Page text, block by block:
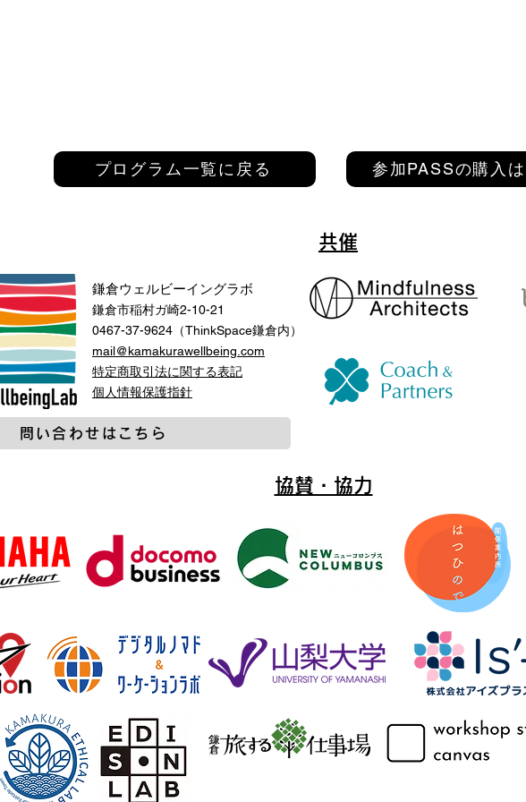
プログラム一覧に戻る 参加PASSの購入
共催
鎌倉ウェルビーイングラボ
鎌倉市稲村ガ崎2-10-21
0467-37-9624（ThinkSpace鎌倉内）
mail@kamakurawellbeing.com
特定商取引法に関する表記
​個人情報保護指針
問い合わせはこちら
協賛・協力